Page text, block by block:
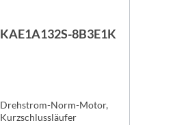
KAE1A132S-8B3E1K
Drehstrom-Norm-Motor,
Kurzschlussläufer